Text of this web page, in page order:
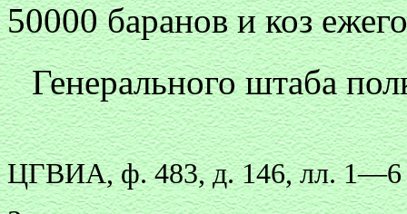
50000 баранов и коз
Генерального штаба
ЦГВИА, ф. 483, д. 146, лл. 1—6